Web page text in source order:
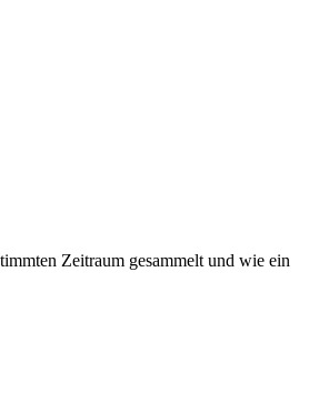
Zeitraum gesammelt und wie ein